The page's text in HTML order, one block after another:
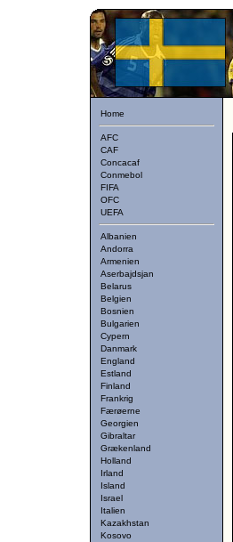
Home
AFC
CAF
Concacaf
Conmebol
FIFA
OFC
UEFA
Albanien
Andorra
Armenien
Aserbajdsjan
Belarus
Belgien
Bosnien
Bulgarien
Cypern
Danmark
England
Estland
Finland
Frankrig
Færøerne
Georgien
Gibraltar
Grækenland
Holland
Irland
Island
Israel
Italien
Kazakhstan
Kosovo